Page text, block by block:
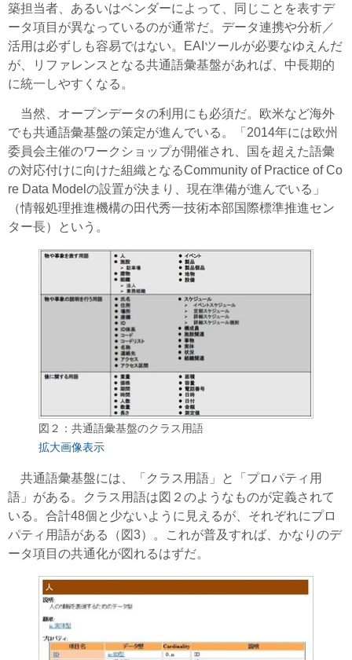
築担当者、あるいはベンダーによって、同じことを表すデ
ータ項目が異なっているのが通常だ。データ連携や分析／
活用は必ずしも容易ではない。EAIツールが必要なゆえんだ
が、リファレンスとなる共通語彙基盤があれば、中長期的
に統一しやすくなる。
当然、オープンデータの利用にも必須だ。欧米など海外
でも共通語彙基盤の策定が進んでいる。「2014年には欧州
委員会主催のワークショップが開催され、国を超えた語彙
の対応付けに向けた組織となるCommunity of Practice of Co
re Data Modelの設置が決まり、現在準備が進んでいる」
（情報処理推進機構の田代秀一技術本部国際標準推進セン
ター長）という。
図２：共通語彙基盤のクラス用語
拡大画像表示
共通語彙基盤には、「クラス用語」と「プロパティ用
語」がある。クラス用語は図２のようなものが定義されて
いる。合計48個と少ないように見えるが、それぞれにプロ
パティ用語がある（図3）。これが普及すれば、かなりのデ
ータ項目の共通化が図れるはずだ。